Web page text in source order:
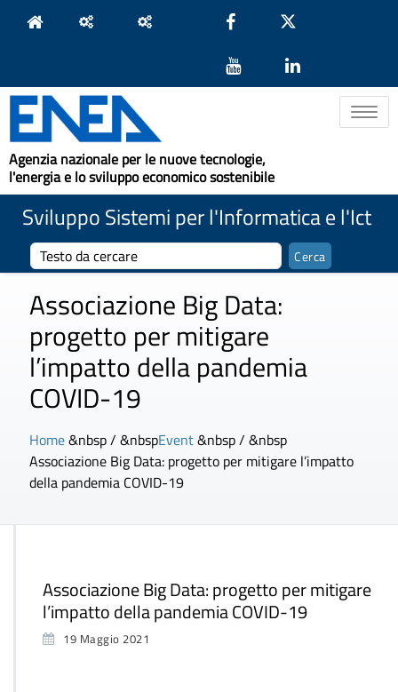
Toggle
Agenzia nazionale per le nuove tecnologie,
l'energia e lo sviluppo economico sostenibile
Sviluppo Sistemi per l'Informatica e l'Ict
Associazione Big Data:
progetto per mitigare
l’impatto della pandemia
COVID-19
Home&nbsp / &nbspEvent&nbsp / &nbsp
Associazione Big Data: progetto per mitigare l’impatto
della pandemia COVID-19
Associazione Big Data: progetto per mitigare
l’impatto della pandemia COVID-19
19 Maggio 2021